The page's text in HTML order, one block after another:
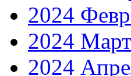
2024
2024 Март
2024